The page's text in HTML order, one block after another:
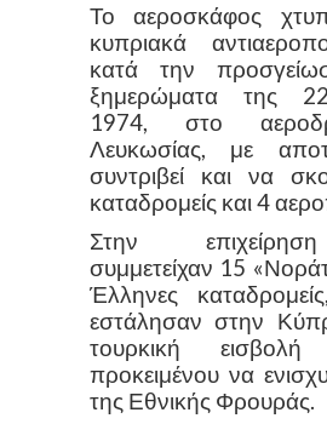
Το αεροσκάφος
κυπριακά
κατά την
ξημερώματα της
1974, στο
Λευκωσίας, με
συντριβεί και να
καταδρομείς και 4
Στην
συμμετείχαν 15
Έλληνες
εστάλησαν στην
τουρκική
προκειμένου να
της Εθνικής Φρουράς.